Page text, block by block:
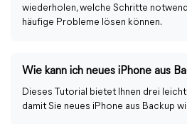
wiederholen, welche Schritte
häufige Probleme lösen können.
Dieses Tutorial bietet Ihnen drei
damit Sie neues iPhone aus Backup